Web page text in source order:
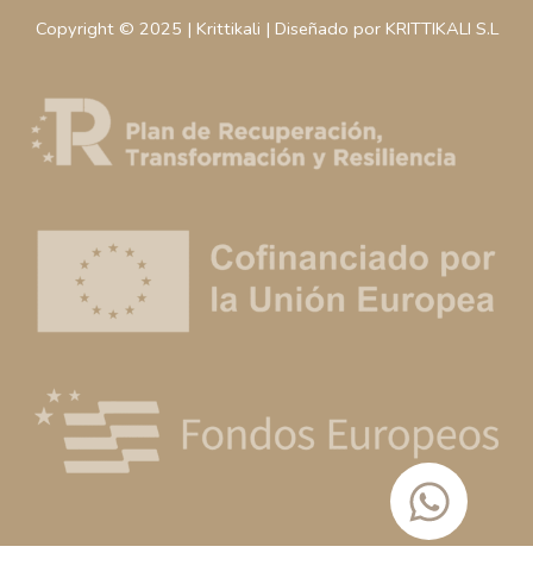
Copyright © 2025 | Krittikali | Diseñado por KRITTIKALI S.L